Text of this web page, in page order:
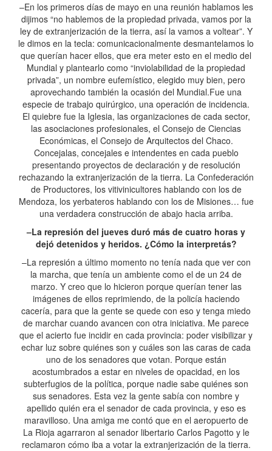
–En los primeros días de mayo en una reunión hablamos les
dijimos “no hablemos de la propiedad privada, vamos por la
ley de extranjerización de la tierra, así la vamos a voltear”. Y
le dimos en la tecla: comunicacionalmente desmantelamos lo
que querían hacer ellos, que era meter esto en el medio del
Mundial y plantearlo como “inviolabilidad de la propiedad
privada”, un nombre eufemístico, elegido muy bien, pero
aprovechando también la ocasión del Mundial.Fue una
especie de trabajo quirúrgico, una operación de incidencia.
El quiebre fue la Iglesia, las organizaciones de cada sector,
las asociaciones profesionales, el Consejo de Ciencias
Económicas, el Consejo de Arquitectos del Chaco.
Concejalas, concejales e intendentes en cada pueblo
presentando proyectos de declaración y de resolución
rechazando la extranjerización de la tierra. La Confederación
de Productores, los vitivinicultores hablando con los de
Mendoza, los yerbateros hablando con los de Misiones… fue
una verdadera construcción de abajo hacia arriba.
–La represión del jueves duró más de cuatro horas y
dejó detenidos y heridos. ¿Cómo la interpretás?
–La represión a último momento no tenía nada que ver con
la marcha, que tenía un ambiente como el de un 24 de
marzo. Y creo que lo hicieron porque querían tener las
imágenes de ellos reprimiendo, de la policía haciendo
cacería, para que la gente se quede con eso y tenga miedo
de marchar cuando avancen con otra iniciativa. Me parece
que el acierto fue incidir en cada provincia: poder visibilizar y
echar luz sobre quiénes son y cuáles son las caras de cada
uno de los senadores que votan. Porque están
acostumbrados a estar en niveles de opacidad, en los
subterfugios de la política, porque nadie sabe quiénes son
sus senadores. Esta vez la gente sabía con nombre y
apellido quién era el senador de cada provincia, y eso es
maravilloso. Una amiga me contó que en el aeropuerto de
La Rioja agarraron al senador libertario Carlos Pagotto y le
reclamaron cómo iba a votar la extranjerización de la tierra.